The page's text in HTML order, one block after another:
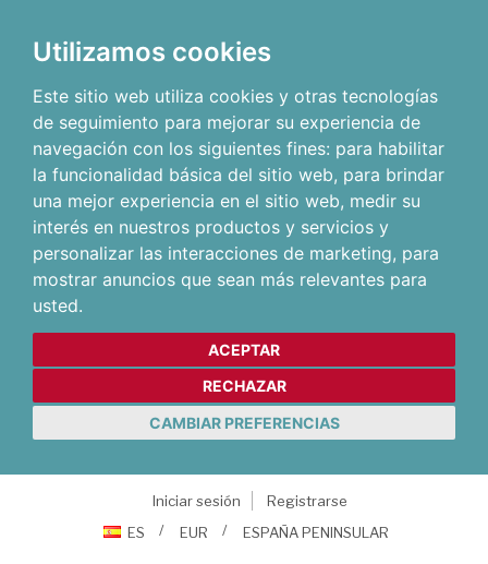
Utilizamos cookies
Este sitio web utiliza cookies y otras tecnologías
de seguimiento para mejorar su experiencia de
navegación con los siguientes fines: para habilitar
la funcionalidad básica del sitio web, para brindar
una mejor experiencia en el sitio web, medir su
interés en nuestros productos y servicios y
personalizar las interacciones de marketing, para
mostrar anuncios que sean más relevantes para
usted.
ACEPTAR
RECHAZAR
CAMBIAR PREFERENCIAS
Iniciar sesión
Registrarse
ES
EUR ESPAÑA PENINSULAR